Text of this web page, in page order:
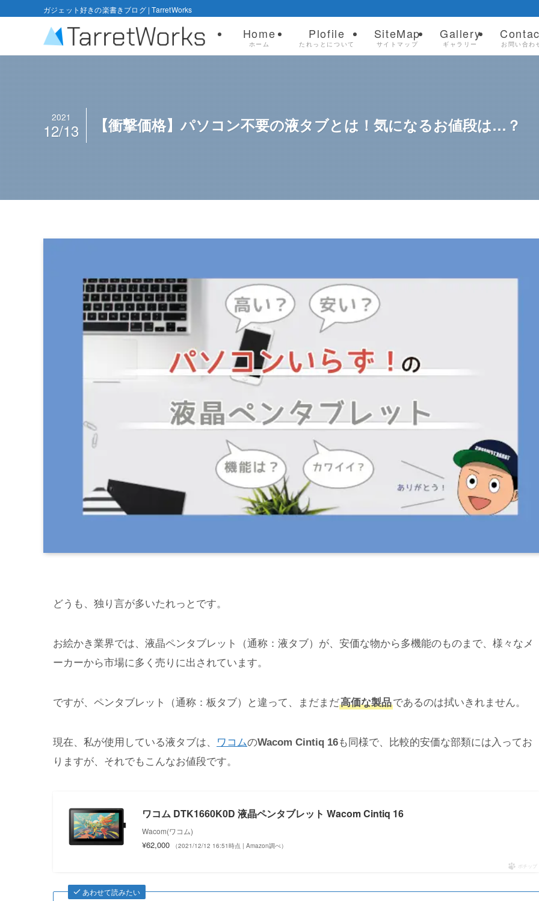
ガジェット好きの楽書きブログ | TarretWorks
Home
ホーム
Plofile
たれっとについて
SiteMap
サイトマップ
Gallery
ギャラリー お問い合わ
【衝撃価格】パソコン不要の液タブとは！気になるお値段は…？
2021
12/13
どうも、独り言が多いたれっとです。
お絵かき業界では、液晶ペンタブレット（通称：液タブ）が、安価な物から多機能のものまで、様々なメ
ーカーから市場に多く売りに出されています。
ですが、ペンタブレット（通称：板タブ）と違って、まだまだ高価な製品であるのは拭いきれません。
現在、私が使用している液タブは、 ワコムのWacom Cintiq 16も同様で、比較的安価な部類には入ってお
りますが、 それでもこんなお値段です。
ワコム DTK1660K0D 液晶ペンタブレット Wacom Cintiq 16
Wacom(ワコム)
¥62,000 （2021/12/12 16:51時点 | Amazon調べ）
ポチップ
あわせて読みたい